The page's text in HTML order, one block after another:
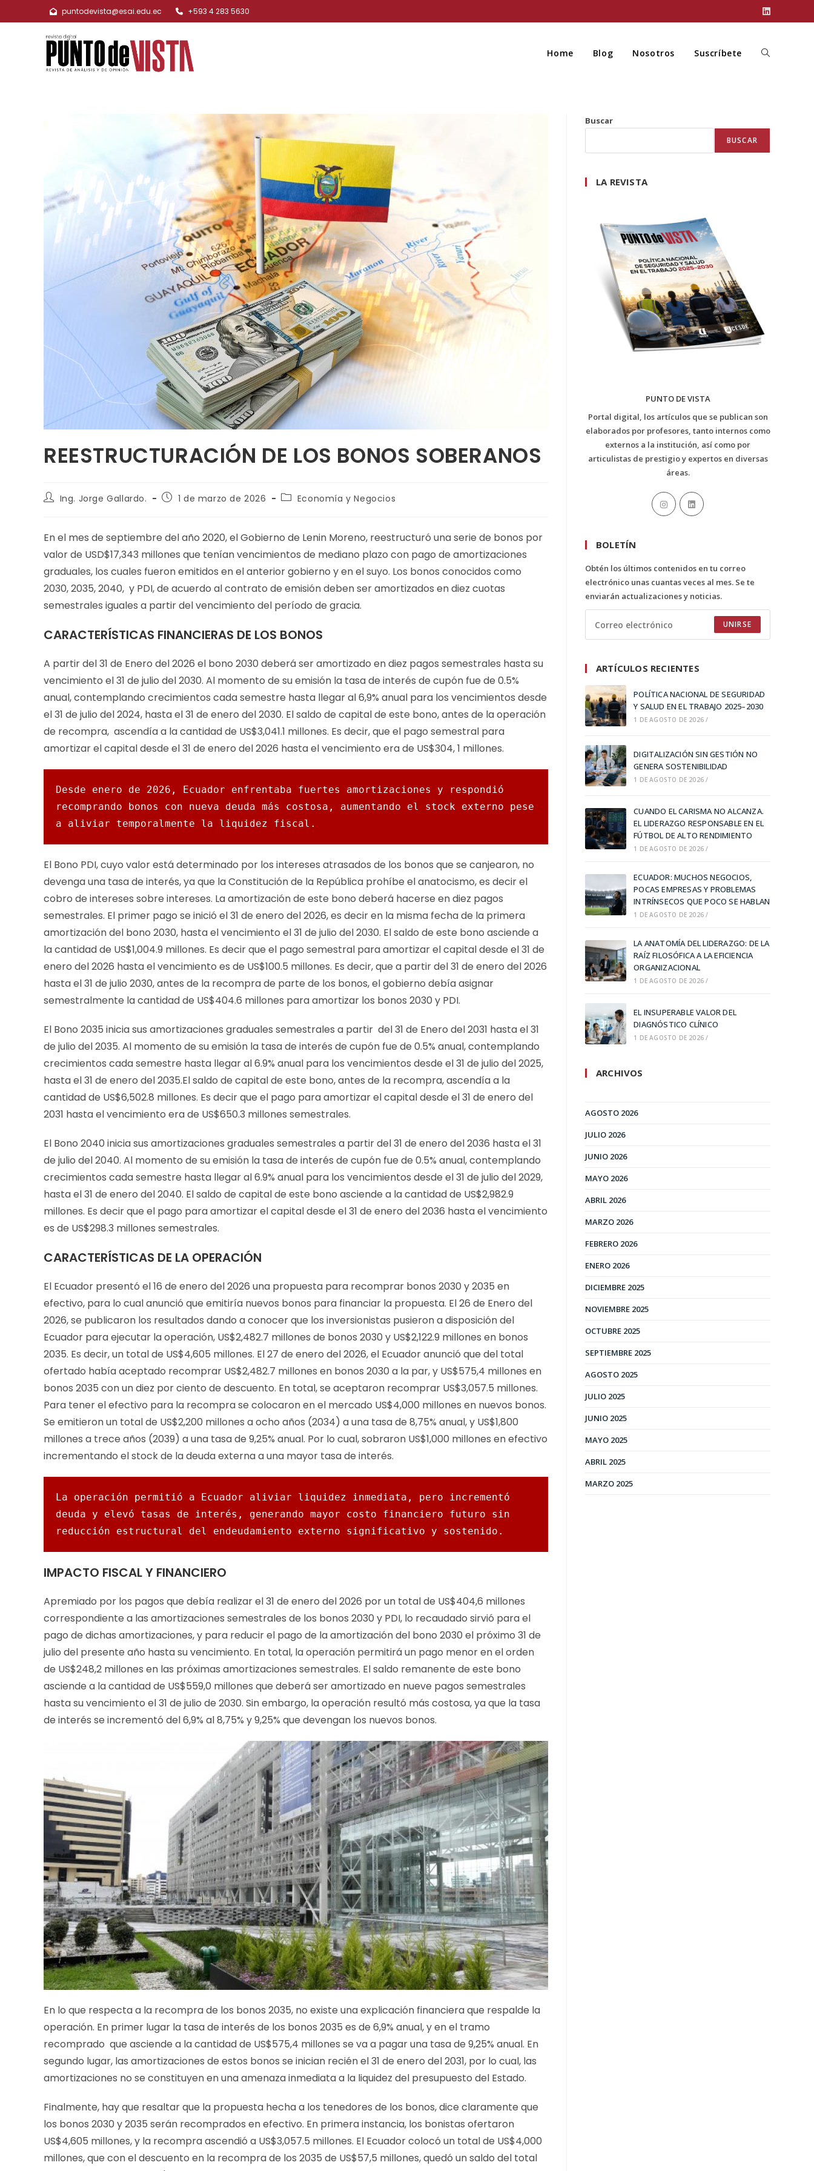
puntodevista@esai.edu.ec +593 4 283 5630
Home Blog Nosotros Suscríbete
REESTRUCTURACIÓN DE LOS BONOS SOBERANOS
Ing. Jorge Gallardo. 1 de marzo de 2026 Economía y Negocios
En el mes de septiembre del año 2020, el Gobierno de Lenin Moreno, reestructuró una serie de bonos por
valor de USD$17,343 millones que tenían vencimientos de mediano plazo con pago de amortizaciones
graduales, los cuales fueron emitidos en el anterior gobierno y en el suyo. Los bonos conocidos como
2030, 2035, 2040, y PDI, de acuerdo al contrato de emisión deben ser amortizados en diez cuotas
semestrales iguales a partir del vencimiento del período de gracia.
CARACTERÍSTICAS FINANCIERAS DE LOS BONOS
A partir del 31 de Enero del 2026 el bono 2030 deberá ser amortizado en diez pagos semestrales hasta su
vencimiento el 31 de julio del 2030. Al momento de su emisión la tasa de interés de cupón fue de 0.5%
anual, contemplando crecimientos cada semestre hasta llegar al 6,9% anual para los vencimientos desde
el 31 de julio del 2024, hasta el 31 de enero del 2030. El saldo de capital de este bono, antes de la operación
de recompra, ascendía a la cantidad de US$3,041.1 millones. Es decir, que el pago semestral para
amortizar el capital desde el 31 de enero del 2026 hasta el vencimiento era de US$304, 1 millones.
Desde enero de 2026, Ecuador enfrentaba fuertes amortizaciones y respondió
recomprando bonos con nueva deuda más costosa, aumentando el stock externo pese
a aliviar temporalmente la liquidez fiscal.
El Bono PDI, cuyo valor está determinado por los intereses atrasados de los bonos que se canjearon, no
devenga una tasa de interés, ya que la Constitución de la República prohíbe el anatocismo, es decir el
cobro de intereses sobre intereses. La amortización de este bono deberá hacerse en diez pagos
semestrales. El primer pago se inició el 31 de enero del 2026, es decir en la misma fecha de la primera
amortización del bono 2030, hasta el vencimiento el 31 de julio del 2030. El saldo de este bono asciende a
la cantidad de US$1,004.9 millones. Es decir que el pago semestral para amortizar el capital desde el 31 de
enero del 2026 hasta el vencimiento es de US$100.5 millones. Es decir, que a partir del 31 de enero del 2026
hasta el 31 de julio 2030, antes de la recompra de parte de los bonos, el gobierno debía asignar
semestralmente la cantidad de US$404.6 millones para amortizar los bonos 2030 y PDI.
El Bono 2035 inicia sus amortizaciones graduales semestrales a partir del 31 de Enero del 2031 hasta el 31
de julio del 2035. Al momento de su emisión la tasa de interés de cupón fue de 0.5% anual, contemplando
crecimientos cada semestre hasta llegar al 6.9% anual para los vencimientos desde el 31 de julio del 2025,
hasta el 31 de enero del 2035.El saldo de capital de este bono, antes de la recompra, ascendía a la
cantidad de US$6,502.8 millones. Es decir que el pago para amortizar el capital desde el 31 de enero del
2031 hasta el vencimiento era de US$650.3 millones semestrales.
El Bono 2040 inicia sus amortizaciones graduales semestrales a partir del 31 de enero del 2036 hasta el 31
de julio del 2040. Al momento de su emisión la tasa de interés de cupón fue de 0.5% anual, contemplando
crecimientos cada semestre hasta llegar al 6.9% anual para los vencimientos desde el 31 de julio del 2029,
hasta el 31 de enero del 2040. El saldo de capital de este bono asciende a la cantidad de US$2,982.9
millones. Es decir que el pago para amortizar el capital desde el 31 de enero del 2036 hasta el vencimiento
es de US$298.3 millones semestrales.
CARACTERÍSTICAS DE LA OPERACIÓN
El Ecuador presentó el 16 de enero del 2026 una propuesta para recomprar bonos 2030 y 2035 en
efectivo, para lo cual anunció que emitiría nuevos bonos para financiar la propuesta. El 26 de Enero del
2026, se publicaron los resultados dando a conocer que los inversionistas pusieron a disposición del
Ecuador para ejecutar la operación, US$2,482.7 millones de bonos 2030 y US$2,122.9 millones en bonos
2035. Es decir, un total de US$4,605 millones. El 27 de enero del 2026, el Ecuador anunció que del total
ofertado había aceptado recomprar US$2,482.7 millones en bonos 2030 a la par, y US$575,4 millones en
bonos 2035 con un diez por ciento de descuento. En total, se aceptaron recomprar US$3,057.5 millones.
Para tener el efectivo para la recompra se colocaron en el mercado US$4,000 millones en nuevos bonos.
Se emitieron un total de US$2,200 millones a ocho años (2034) a una tasa de 8,75% anual, y US$1,800
millones a trece años (2039) a una tasa de 9,25% anual. Por lo cual, sobraron US$1,000 millones en efectivo
incrementando el stock de la deuda externa a una mayor tasa de interés.
La operación permitió a Ecuador aliviar liquidez inmediata, pero incrementó
deuda y elevó tasas de interés, generando mayor costo financiero futuro sin
reducción estructural del endeudamiento externo significativo y sostenido.
IMPACTO FISCAL Y FINANCIERO
Apremiado por los pagos que debía realizar el 31 de enero del 2026 por un total de US$404,6 millones
correspondiente a las amortizaciones semestrales de los bonos 2030 y PDI, lo recaudado sirvió para el
pago de dichas amortizaciones, y para reducir el pago de la amortización del bono 2030 el próximo 31 de
julio del presente año hasta su vencimiento. En total, la operación permitirá un pago menor en el orden
de US$248,2 millones en las próximas amortizaciones semestrales. El saldo remanente de este bono
asciende a la cantidad de US$559,0 millones que deberá ser amortizado en nueve pagos semestrales
hasta su vencimiento el 31 de julio de 2030. Sin embargo, la operación resultó más costosa, ya que la tasa
de interés se incrementó del 6,9% al 8,75% y 9,25% que devengan los nuevos bonos.
En lo que respecta a la recompra de los bonos 2035, no existe una explicación financiera que respalde la
operación. En primer lugar la tasa de interés de los bonos 2035 es de 6,9% anual, y en el tramo
recomprado que asciende a la cantidad de US$575,4 millones se va a pagar una tasa de 9,25% anual. En
segundo lugar, las amortizaciones de estos bonos se inician recién el 31 de enero del 2031, por lo cual, las
amortizaciones no se constituyen en una amenaza inmediata a la liquidez del presupuesto del Estado.
Finalmente, hay que resaltar que la propuesta hecha a los tenedores de los bonos, dice claramente que
los bonos 2030 y 2035 serán recomprados en efectivo. En primera instancia, los bonistas ofertaron
US$4,605 millones, y la recompra ascendió a US$3,057.5 millones. El Ecuador colocó un total de US$4,000
millones, que con el descuento en la recompra de los 2035 de US$57,5 millones, quedó un saldo del total
Buscar
BUSCAR
LA REVISTA
PUNTO DE VISTA
Portal digital, los artículos que se publican son
elaborados por profesores, tanto internos como
externos a la institución, así como por
articulistas de prestigio y expertos en diversas
áreas.
BOLETÍN
Obtén los últimos contenidos en tu correo
electrónico unas cuantas veces al mes. Se te
enviarán actualizaciones y noticias.
UNIRSE
ARTÍCULOS RECIENTES
POLÍTICA NACIONAL DE SEGURIDAD
Y SALUD EN EL TRABAJO 2025–2030
1 DE AGOSTO DE 2026 /
DIGITALIZACIÓN SIN GESTIÓN NO
GENERA SOSTENIBILIDAD
1 DE AGOSTO DE 2026 /
CUANDO EL CARISMA NO ALCANZA.
EL LIDERAZGO RESPONSABLE EN EL
FÚTBOL DE ALTO RENDIMIENTO
1 DE AGOSTO DE 2026 /
ECUADOR: MUCHOS NEGOCIOS,
POCAS EMPRESAS Y PROBLEMAS
INTRÍNSECOS QUE POCO SE HABLAN
1 DE AGOSTO DE 2026 /
LA ANATOMÍA DEL LIDERAZGO: DE LA
RAÍZ FILOSÓFICA A LA EFICIENCIA
ORGANIZACIONAL
1 DE AGOSTO DE 2026 /
EL INSUPERABLE VALOR DEL
DIAGNÓSTICO CLÍNICO
1 DE AGOSTO DE 2026 /
ARCHIVOS
AGOSTO 2026
JULIO 2026
JUNIO 2026
MAYO 2026
ABRIL 2026
MARZO 2026
FEBRERO 2026
ENERO 2026
DICIEMBRE 2025
NOVIEMBRE 2025
OCTUBRE 2025
SEPTIEMBRE 2025
AGOSTO 2025
JULIO 2025
JUNIO 2025
MAYO 2025
ABRIL 2025
MARZO 2025